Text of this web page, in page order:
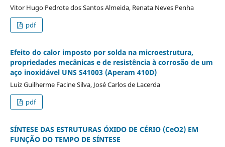
Vitor Hugo Pedrote dos Santos Almeida, Renata Neves Penha
pdf
Efeito do calor imposto por solda na microestrutura,
propriedades mecânicas e de resistência à corrosão de um
aço inoxidável UNS S41003 (Aperam 410D)
Luiz Guilherme Facine Silva, José Carlos de Lacerda
pdf
SÍNTESE DAS ESTRUTURAS ÓXIDO DE CÉRIO (CeO2) EM
FUNÇÃO DO TEMPO DE SÍNTESE